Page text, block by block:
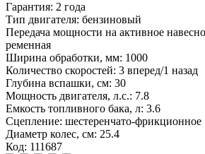
Гарантия: 2 года
Тип двигателя: бензиновый
Передача мощности на активное
ременная
Ширина обработки, мм: 1000
Количество скоростей: 3 вперед/1 назад
Глубина вспашки, см: 30
Мощность двигателя, л.с.: 7.8
Емкость топливного бака, л: 3.6
Сцепление: шестеренчато-фрикционное
Диаметр колес, см: 25.4
Код: 111687